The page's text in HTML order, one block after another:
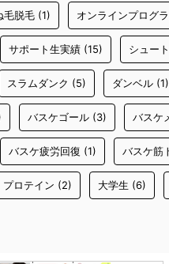
毛脱毛 (1) オンラインプログ
サポート生実績 (15) シュート
スラムダンク (5) ダンベル (1)
バスケゴール (3) バスケ
バスケ疲労回復 (1) バスケ筋
プロテイン (2) 大学生 (6)